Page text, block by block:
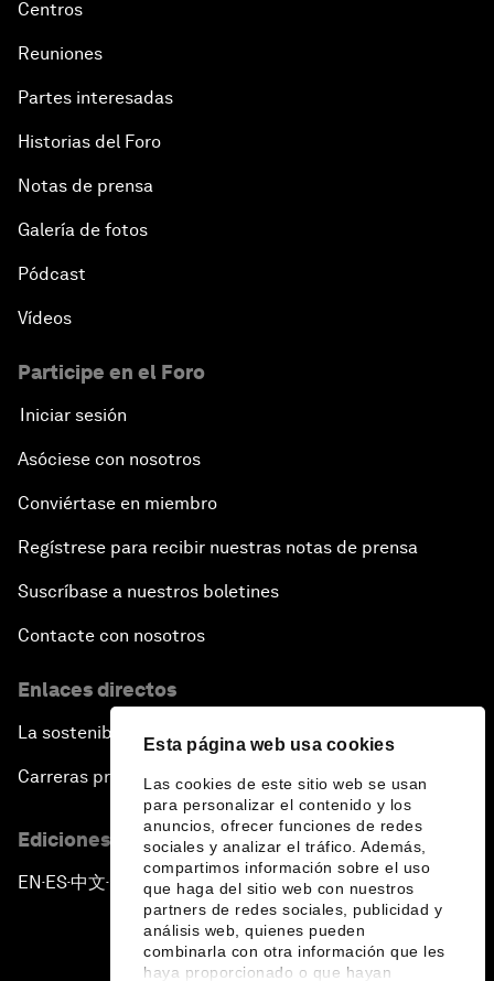
Esta página web usa cookies
Las cookies de este sitio web se usan
para personalizar el contenido y los
anuncios, ofrecer funciones de redes
sociales y analizar el tráfico. Además,
compartimos información sobre el uso
que haga del sitio web con nuestros
partners de redes sociales, publicidad y
análisis web, quienes pueden
combinarla con otra información que les
haya proporcionado o que hayan
Centros
Reuniones
Partes interesadas
Historias del Foro
Notas de prensa
Galería de fotos
Pódcast
Vídeos
Participe en el Foro
Iniciar sesión
Asóciese con nosotros
Conviértase en miembro
Regístrese para recibir nuestras notas de prensa
Suscríbase a nuestros boletines
Contacte con nosotros
Enlaces directos
La sostenibilidad en el Foro
Carreras profesionales
Ediciones en otros idiomas
EN ▪ES▪中文▪ 日本語